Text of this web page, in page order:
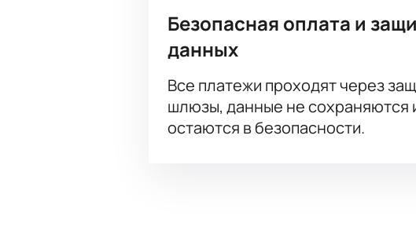
Безопасная оплата и
данных
Все платежи проходят через
шлюзы, данные не сохраняются
остаются в безопасности.